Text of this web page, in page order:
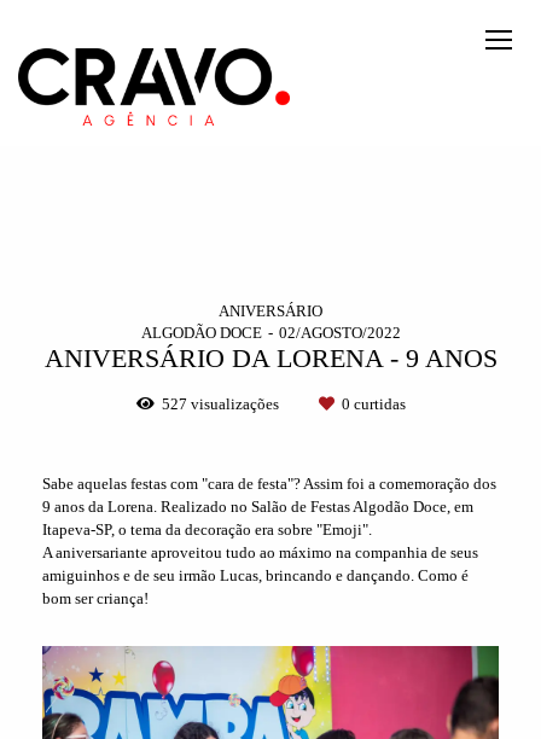
ANIVERSÁRIO
ALGODÃO DOCE
02/AGOSTO/2022
ANIVERSÁRIO DA LORENA - 9 ANOS
527 visualizações 0 curtidas
Sabe aquelas festas com "cara de festa"? Assim foi a comemoração dos
9 anos da Lorena. Realizado no Salão de Festas Algodão Doce, em
Itapeva-SP, o tema da decoração era sobre "Emoji".
A aniversariante aproveitou tudo ao máximo na companhia de seus
amiguinhos e de seu irmão Lucas, brincando e dançando. Como é
bom ser criança!